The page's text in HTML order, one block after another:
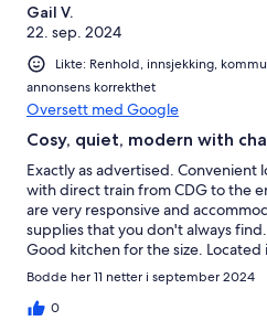
Gail V.
22. sep. 2024
Likte: Renhold, innsjekking,
annonsens korrekthet
Oversett med Google
Cosy, quiet, modern with
Exactly as advertised. Convenient
with direct train from CDG to the
are very responsive and
supplies that you don't always
Good kitchen for the size.
Latin Quarter street. This ground
with A/C, fans and windows to
comfortable. Many fabulous
Bodde her 11 netter i september 2024
0